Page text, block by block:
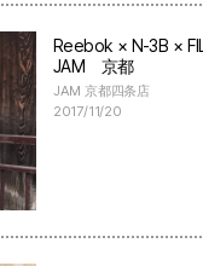
Reebok × N-3B
JAM 京都
JAM 京都四条店
2017/11/20